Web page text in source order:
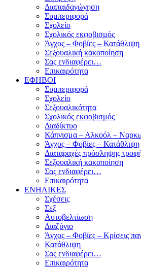
Διαπαιδαγώγηση
Συμπεριφορά
Σχολείο
Σχολικός εκφοβισμός
Άγχος – Φοβίες – Κατάθλιψη
Σεξουαλική κακοποίηση
Σας ενδιαφέρει…
Επικαιρότητα
ΕΦΗΒΟΙ
Συμπεριφορά
Σχολείο
Σεξουαλικότητα
Σχολικός εκφοβισμός
Διαδίκτυο
Κάπνισμα – Αλκοόλ –
Άγχος – Φοβίες – Κατάθλιψη
Διαταραχές πρόσληψης
Σεξουαλική κακοποίηση
Σας ενδιαφέρει…
Επικαιρότητα
ΕΝΗΛΙΚΕΣ
Σχέσεις
Σεξ
Αυτοβελτίωση
Διαζύγιο
Άγχος – Φοβίες – Κρίσεις
Κατάθλιψη
Σας ενδιαφέρει…
Επικαιρότητα